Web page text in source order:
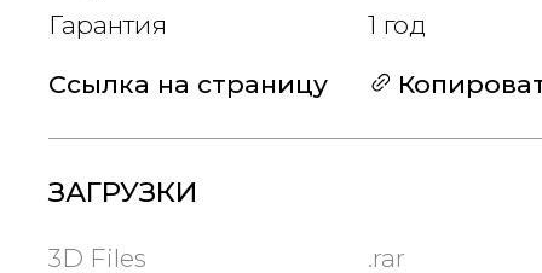
Гарантия
1 год
Ссылка на страницу
ЗАГРУЗКИ
3D Files .rar